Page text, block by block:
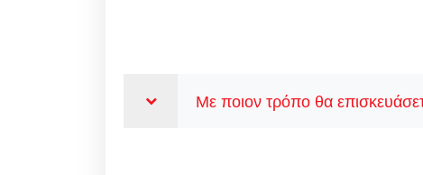
Με ποιον τρόπο θα